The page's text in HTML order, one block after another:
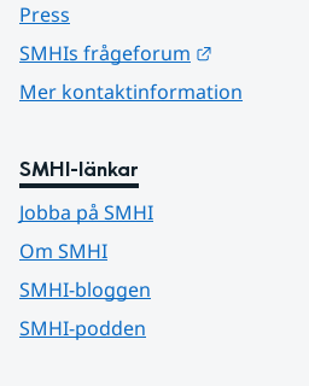
Press
SMHIs frågeforum
Mer kontaktinformation
SMHI-länkar
Jobba på SMHI
Om SMHI
SMHI-bloggen
SMHI-podden